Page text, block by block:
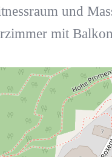
und
mit